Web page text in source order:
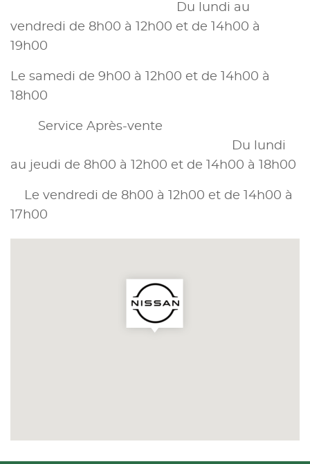
Du lundi au
vendredi de 8h00 à 12h00 et de 14h00 à
19h00
Le samedi de 9h00 à 12h00 et de 14h00 à
18h00
Service Après-vente
Du lundi
au jeudi de 8h00 à 12h00 et de 14h00 à 18h00
Le vendredi de 8h00 à 12h00 et de 14h00 à
17h00